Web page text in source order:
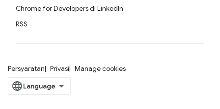
Chrome for Developers di LinkedIn
RSS
Persyaratan Privasi Manage cookies